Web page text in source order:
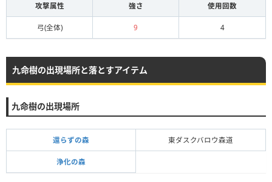
攻撃属性 強さ 使用回数
弓(全体) 9 4
九命樹の出現場所と落とすアイテム
九命樹の出現場所
還らずの森 東ダスクバロウ森道
浄化の森